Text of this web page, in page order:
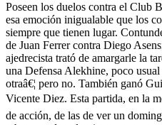
Poseen los duelos contra el Club
esa emoción inigualable que los
siempre que tienen lugar.
de Juan Ferrer contra Diego
ajedrecista trató de amargarle la
una Defensa Alekhine, poco
otraâ€¦ pero no. También ganó
Vicente Diez. Esta partida, en la
de acción, de las de ver un